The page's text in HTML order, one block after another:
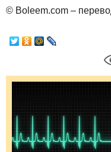
© Boleem.com –